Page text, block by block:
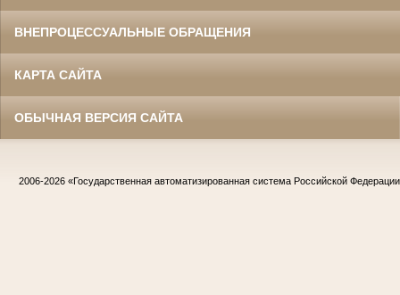
ВНЕПРОЦЕССУАЛЬНЫЕ ОБРАЩЕНИЯ
КАРТА САЙТА
ОБЫЧНАЯ ВЕРСИЯ САЙТА
2006-2026 «Государственная автоматизированная система Российской